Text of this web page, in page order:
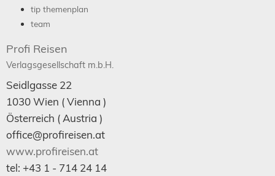
tip themenplan
team
Profi Reisen
Verlagsgesellschaft m.b.H.
Seidlgasse 22
1030Wien ( Vienna )
Österreich ( Austria )
office@profireisen.at
www.profireisen.at
tel: +43 1 - 714 24 14